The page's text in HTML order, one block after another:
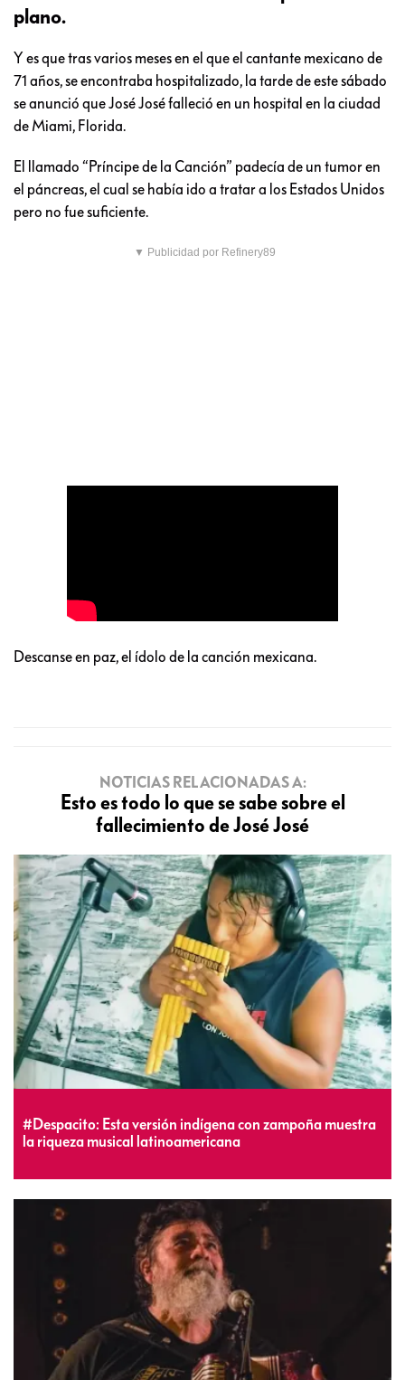
plano.
Y es que tras varios meses en el que el cantante mexicano de
71 años, se encontraba hospitalizado, la tarde de este sábado
se anunció que José José falleció en un hospital en la ciudad
de Miami, Florida.
El llamado “Príncipe de la Canción” padecía de un tumor en
el páncreas, el cual se había ido a tratar a los Estados Unidos
pero no fue suficiente.
▼ Publicidad por Refinery89
Descanse en paz, el ídolo de la canción mexicana.
NOTICIAS RELACIONADAS A:
Esto es todo lo que se sabe sobre el
fallecimiento de José José
#Despacito: Esta versión indígena con zampoña muestra
la riqueza musical latinoamericana